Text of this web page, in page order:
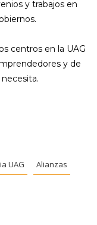
y trabajos en
centros en la UAG
y de
UAG Alianzas